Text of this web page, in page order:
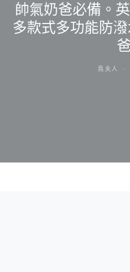
帥氣奶爸必備。
多款式多功能防
鳥夫人